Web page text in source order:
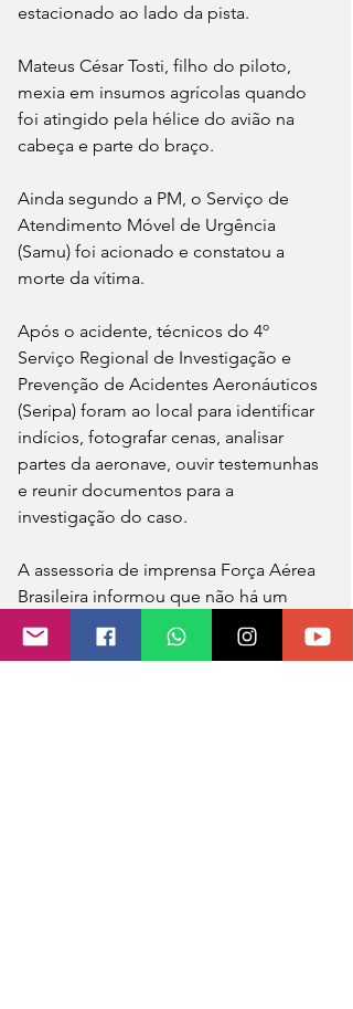
estacionado ao lado da pista.
Mateus César Tosti, filho do piloto,
mexia em insumos agrícolas quando
foi atingido pela hélice do avião na
cabeça e parte do braço.
Ainda segundo a PM, o Serviço de
Atendimento Móvel de Urgência
(Samu) foi acionado e constatou a
morte da vítima.
Após o acidente, técnicos do 4º
Serviço Regional de Investigação e
Prevenção de Acidentes Aeronáuticos
(Seripa) foram ao local para identificar
indícios, fotografar cenas, analisar
partes da aeronave, ouvir testemunhas
e reunir documentos para a
investigação do caso.
A assessoria de imprensa Força Aérea
Brasileira informou que não há um
prazo para conclusão da investigação,
mas afirmou que ele será o menor